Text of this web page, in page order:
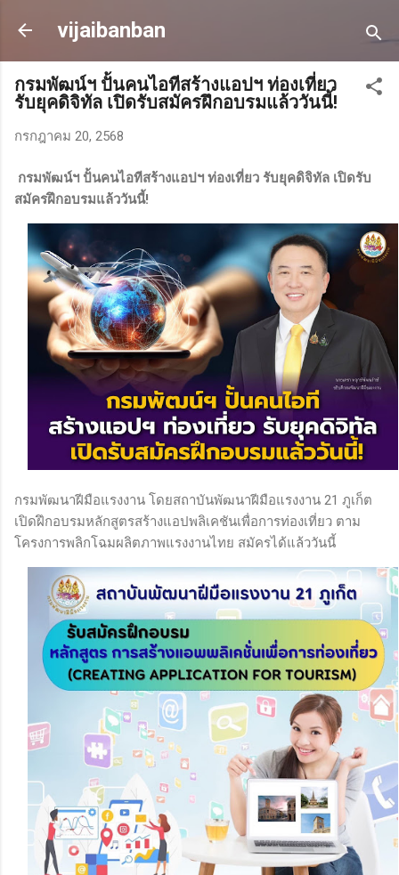
ข้ามไปที่เนื้อหาหลัก
vijaibanban
กรมพัฒน์ฯ ปั้นคนไอทีสร้างแอปฯ ท่องเที่ยว
รับยุคดิจิทัล เปิดรับสมัครฝึกอบรมแล้ววันนี้!
กรกฎาคม 20, 2568
กรมพัฒน์ฯ ปั้นคนไอทีสร้างแอปฯ ท่องเที่ยว รับยุคดิจิทัล เปิดรับ
สมัครฝึกอบรมแล้ววันนี้!
กรมพัฒนาฝีมือแรงงาน โดยสถาบันพัฒนาฝีมือแรงงาน 21 ภูเก็ต
เปิดฝึกอบรมหลักสูตรสร้างแอปพลิเคชันเพื่อการท่องเที่ยว ตาม
โครงการพลิกโฉมผลิตภาพแรงงานไทย สมัครได้แล้ววันนี้